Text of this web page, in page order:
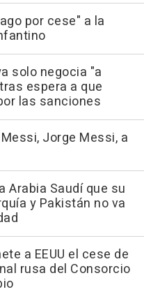
por cese" a la
solo negocia "a
espera a que
las sanciones
Jorge Messi, a
Arabia Saudí que su
y Pakistán no va
a EEUU el cese de
rusa del Consorcio